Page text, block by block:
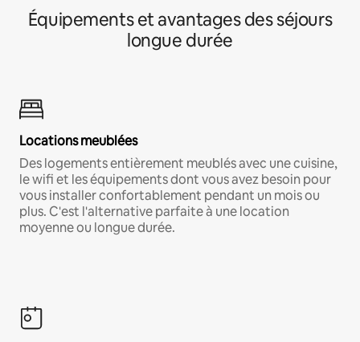
Équipements et avantages des séjours
longue durée
Locations meublées
Des logements entièrement meublés avec une cuisine,
le wifi et les équipements dont vous avez besoin pour
vous installer confortablement pendant un mois ou
plus. C'est l'alternative parfaite à une location
moyenne ou longue durée.